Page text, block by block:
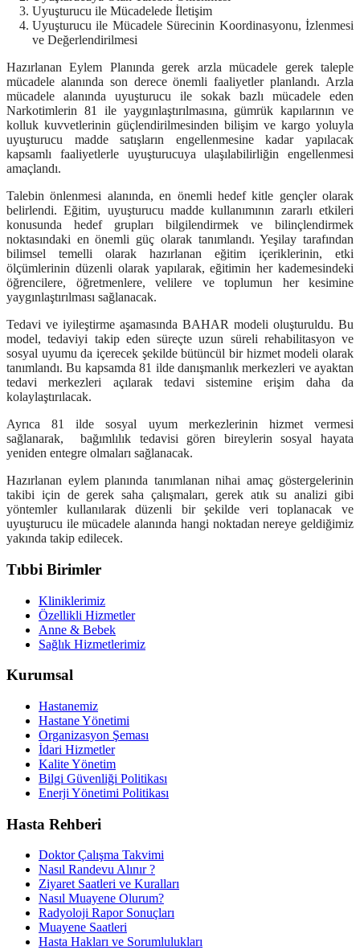
Uyuşturucu ile Mücadelede İletişim
Uyuşturucu ile Mücadele Sürecinin Koordinasyonu, İzlenmesi
ve Değerlendirilmesi
Hazırlanan Eylem Planında gerek arzla mücadele gerek taleple
mücadele alanında son derece önemli faaliyetler planlandı. Arzla
mücadele alanında uyuşturucu ile sokak bazlı mücadele eden
Narkotimlerin 81 ile yaygınlaştırılmasına, gümrük kapılarının ve
kolluk kuvvetlerinin güçlendirilmesinden bilişim ve kargo yoluyla
uyuşturucu madde satışların engellenmesine kadar yapılacak
kapsamlı faaliyetlerle uyuşturucuya ulaşılabilirliğin engellenmesi
amaçlandı.
Talebin önlenmesi alanında, en önemli hedef kitle gençler olarak
belirlendi. Eğitim, uyuşturucu madde kullanımının zararlı etkileri
konusunda hedef grupları bilgilendirmek ve bilinçlendirmek
noktasındaki en önemli güç olarak tanımlandı. Yeşilay tarafından
bilimsel temelli olarak hazırlanan eğitim içeriklerinin, etki
ölçümlerinin düzenli olarak yapılarak, eğitimin her kademesindeki
öğrencilere, öğretmenlere, velilere ve toplumun her kesimine
yaygınlaştırılması sağlanacak.
Tedavi ve iyileştirme aşamasında BAHAR modeli oluşturuldu. Bu
model, tedaviyi takip eden süreçte uzun süreli rehabilitasyon ve
sosyal uyumu da içerecek şekilde bütüncül bir hizmet modeli olarak
tanımlandı. Bu kapsamda 81 ilde danışmanlık merkezleri ve ayaktan
tedavi merkezleri açılarak tedavi sistemine erişim daha da
kolaylaştırılacak.
Ayrıca 81 ilde sosyal uyum merkezlerinin hizmet vermesi
sağlanarak, bağımlılık tedavisi gören bireylerin sosyal hayata
yeniden entegre olmaları sağlanacak.
Hazırlanan eylem planında tanımlanan nihai amaç göstergelerinin
takibi için de gerek saha çalışmaları, gerek atık su analizi gibi
yöntemler kullanılarak düzenli bir şekilde veri toplanacak ve
uyuşturucu ile mücadele alanında hangi noktadan nereye geldiğimiz
yakında takip edilecek.
Tıbbi Birimler
Kliniklerimiz
Özellikli Hizmetler
Anne & Bebek
Sağlık Hizmetlerimiz
Kurumsal
Hastanemiz
Hastane Yönetimi
Organizasyon Şeması
İdari Hizmetler
Kalite Yönetim
Bilgi Güvenliği Politikası
Enerji Yönetimi Politikası
Hasta Rehberi
Doktor Çalışma Takvimi
Nasıl Randevu Alınır ?
Ziyaret Saatleri ve Kuralları
Nasıl Muayene Olurum?
Radyoloji Rapor Sonuçları
Muayene Saatleri
Hasta Hakları ve Sorumlulukları